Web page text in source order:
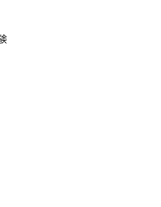
トサイトなどのWebサイトコ